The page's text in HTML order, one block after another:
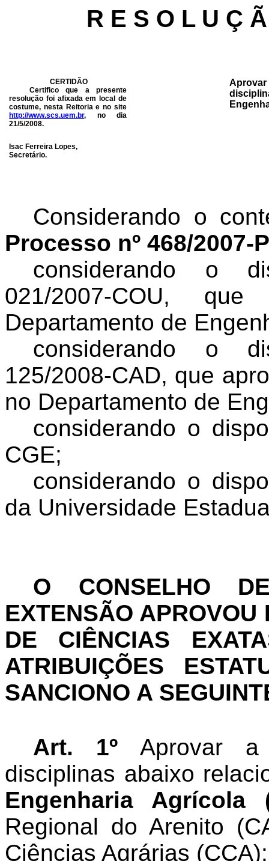
R E S O L U Ç
CERTIDÃO
Certifico que a presente
resolução foi afixada em local de
costume, nesta Reitoria e no site
http://www.scs.uem.br, no dia
21/5/2008.
Isac Ferreira Lopes,
Secretário.
Aprovar
Considerando o
Processo nº 468/2007-
considerando o
021/2007-COU,
Departamento de
considerando o
125/2008-CAD, que
no Departamento de
considerando o
CGE;
considerando o
da Universidade
O CONSELHO
EXTENSÃO APROVOU
DE CIÊNCIAS
ATRIBUIÇÕES
SANCIONO A
Art. 1ºAprovar a
disciplinas abaixo
Engenharia Agrícola
Regional do Arenito
Ciências Agrárias (CCA):